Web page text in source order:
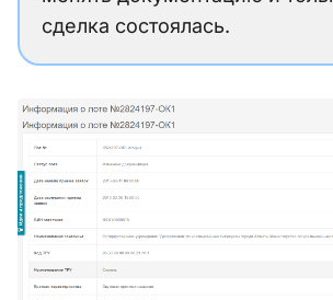
сделка состоялась.